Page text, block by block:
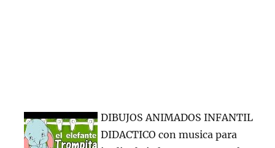
DIBUJOS ANIMADOS INFANTIL
DIDACTICO con musica para